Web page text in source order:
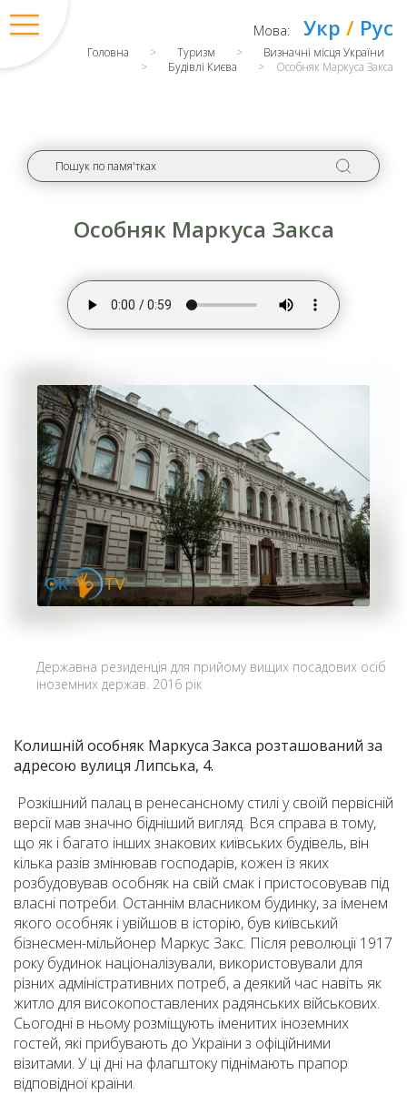
Вхід/ Регістрація
Укр / Рус
Мова:
Головна > Туризм >
Визначні місця України
>
Будівлі Києва > Особняк Маркуса Закса
Особняк Маркуса Закса
Державна резиденція для прийому вищих посадових осіб
іноземних держав. 2016 рік
Колишній особняк Маркуса Закса розташований за
адресою вулиця Липська, 4.
Розкішний палац в ренесансному стилі у своїй первісній
версії мав значно бідніший вигляд. Вся справа в тому,
що як і багато інших знакових київських будівель, він
кілька разів змінював господарів, кожен із яких
розбудовував особняк на свій смак і пристосовував під
власні потреби. Останнім власником будинку, за іменем
якого особняк і увійшов в історію, був київський
бізнесмен-мільйонер Маркус Закс. Після революції 1917
року будинок націоналізували, використовували для
різних адміністративних потреб, а деякий час навіть як
житло для високопоставлених радянських військових.
Сьогодні в ньому розміщують іменитих іноземних
гостей, які прибувають до України з офіційними
візитами. У ці дні на флагштоку піднімають прапор
відповідної країни.